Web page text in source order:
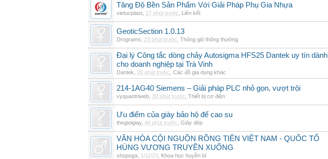
Tăng Độ Bền Sản Phẩm Với Giải Pháp Phụ Gia Nhựa
vietucplast 17 phút trước Liên kết
GeoticSection 1.0.13
Drograms 23 phút trước Thông gió thông thường
Đại lý Công tắc dòng chảy Autosigma HFS25 Dantek uy tín dành
cho doanh nghiệp tại Trà Vinh
Dantek 26 phút trước Các đồ gia dụng khác
214-1AG40 Siemens – Giải pháp PLC nhỏ gọn, vượt trội
vyquantriweb 30 phút trước Thiết bị cơ điện
Ưu điểm của giày bảo hộ đế cao su
thegioigiay, 46 phút trước Giày dép
VĂN HÓA CỘI NGUỒN RỒNG TIÊN VIỆT NAM - QUỐC TỔ
HÙNG VƯƠNG TRUYỀN XUỐNG
shopoga 1/11/23 Khoa học huyền bí